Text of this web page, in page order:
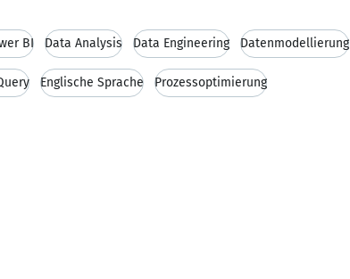
BI Data Analysis Data Engineering Datenmodellierung
Englische Sprache Prozessoptimierung